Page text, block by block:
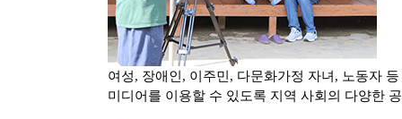
여성, 장애인, 이주민, 다문화가정 자녀, 노동자 등
미디어를 이용할 수 있도록 지역 사회의 다양한